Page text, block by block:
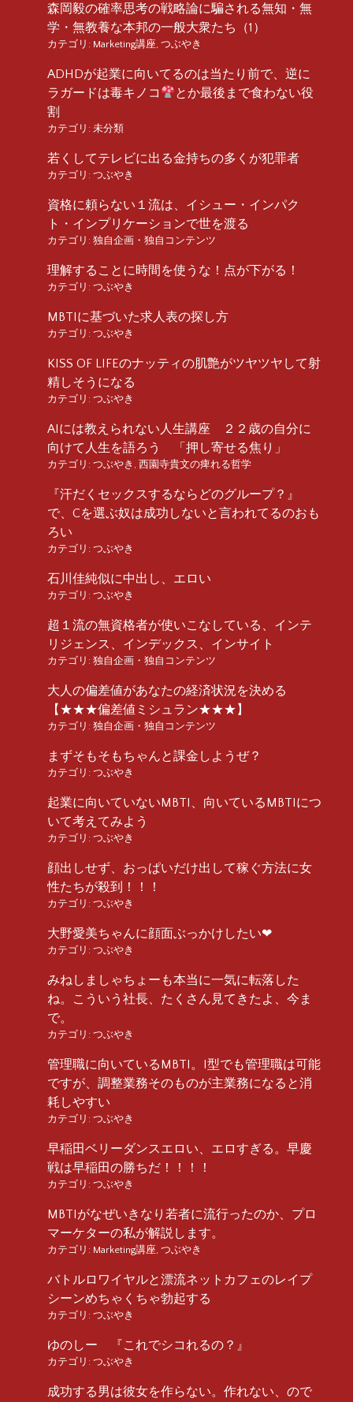
森岡毅の確率思考の戦略論に騙される無知・無
学・無教養な本邦の一般大衆たち（1）
カテゴリ: Marketing講座 つぶやき
ADHDが起業に向いてるのは当たり前で、逆に
ラガードは毒キノコ
とか最後まで食わない役
割
カテゴリ: 未分類
若くしてテレビに出る金持ちの多くが犯罪者
カテゴリ: つぶやき
資格に頼らない１流は、イシュー・インパク
ト・インプリケーションで世を渡る
カテゴリ: 独自企画・独自コンテンツ
理解することに時間を使うな！点が下がる！
カテゴリ: つぶやき
MBTIに基づいた求人表の探し方
カテゴリ: つぶやき
KISS OF LIFEのナッティの肌艶がツヤツヤして射
精しそうになる
カテゴリ: つぶやき
AIには教えられない人生講座 ２２歳の自分に
向けて人生を語ろう 「押し寄せる焦り」
カテゴリ: つぶやき 西園寺貴文の痺れる哲学
『汗だくセックスするならどのグループ？』
で、Cを選ぶ奴は成功しないと言われてるのおも
ろい
カテゴリ: つぶやき
石川佳純似に中出し、エロい
カテゴリ: つぶやき
超１流の無資格者が使いこなしている、インテ
リジェンス、インデックス、インサイト
カテゴリ: 独自企画・独自コンテンツ
大人の偏差値があなたの経済状況を決める
【★★★偏差値ミシュラン★★★】
カテゴリ: 独自企画・独自コンテンツ
まずそもそもちゃんと課金しようぜ？
カテゴリ: つぶやき
起業に向いていないMBTI、向いているMBTIにつ
いて考えてみよう
カテゴリ: つぶやき
顔出しせず、おっぱいだけ出して稼ぐ方法に女
性たちが殺到！！！
カテゴリ: つぶやき
大野愛美ちゃんに顔面ぶっかけしたい❤︎
カテゴリ: つぶやき
みねしましゃちょーも本当に一気に転落した
ね。こういう社長、たくさん見てきたよ、今ま
で。
カテゴリ: つぶやき
管理職に向いているMBTI。I型でも管理職は可能
ですが、調整業務そのものが主業務になると消
耗しやすい
カテゴリ: つぶやき
早稲田ベリーダンスエロい、エロすぎる。早慶
戦は早稲田の勝ちだ！！！！
カテゴリ: つぶやき
MBTIがなぜいきなり若者に流行ったのか、プロ
マーケターの私が解説します。
カテゴリ: Marketing講座 つぶやき
バトルロワイヤルと漂流ネットカフェのレイプ
シーンめちゃくちゃ勃起する
カテゴリ: つぶやき
ゆのしー 『これでシコれるの？』
カテゴリ: つぶやき
成功する男は彼女を作らない。作れない、ので